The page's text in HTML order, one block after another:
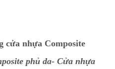
cửa nhựa Composite
phủ da- Cửa nhựa